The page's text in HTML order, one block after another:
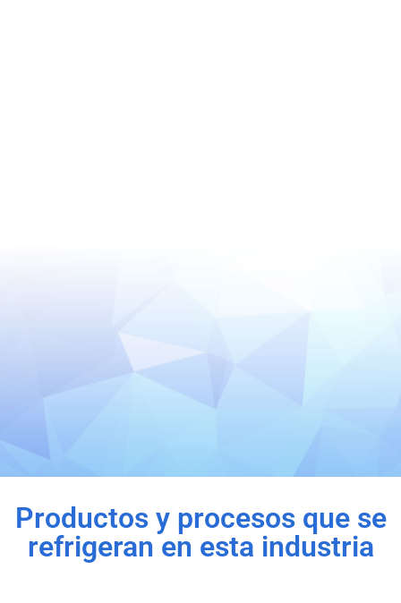
Productos y procesos que se
refrigeran en esta industria